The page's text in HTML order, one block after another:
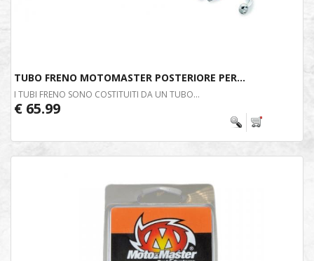
TUBO FRENO MOTOMASTER POSTERIORE PER...
I TUBI FRENO SONO COSTITUITI DA UN TUBO...
€ 65.99